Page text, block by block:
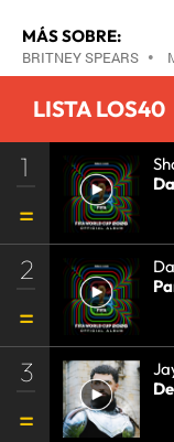
MÁS SOBRE:
BRITNEY SPEARS •
LISTA LOS40
1
2
3